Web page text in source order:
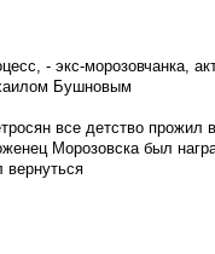
- экс-морозовчанка,
Бушновым
все детство прожил
Морозовска был